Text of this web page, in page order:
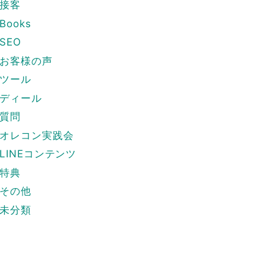
接客
Books
SEO
お客様の声
ツール
ディール
質問
オレコン実践会
LINEコンテンツ
特典
その他
未分類